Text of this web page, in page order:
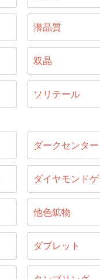
潜晶質
双晶
ソリテール
ダークセンター
ダイヤモンド
他色鉱物
ダブレット